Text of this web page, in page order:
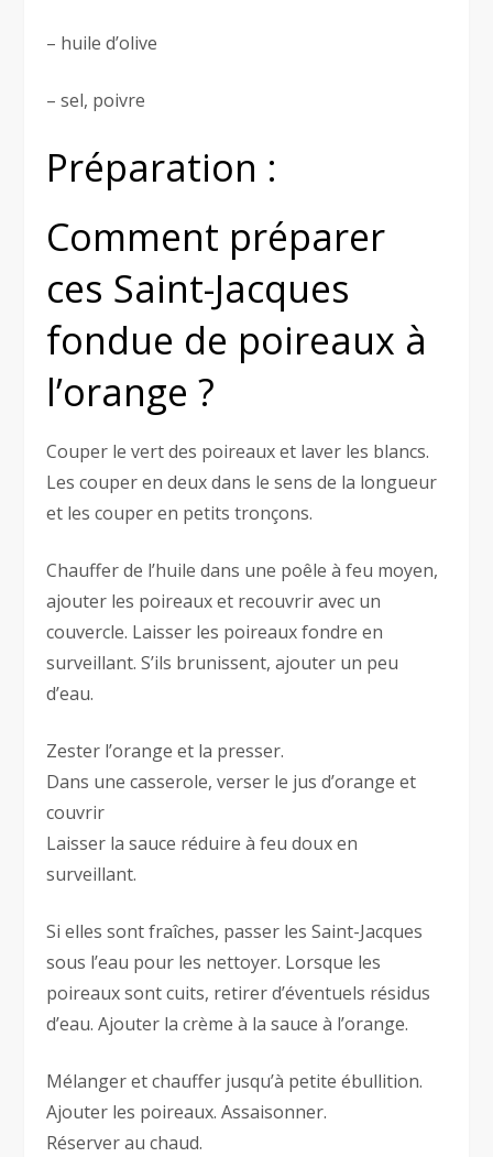
– huile d’olive
– sel, poivre
Préparation :
Comment préparer
ces Saint-Jacques
fondue de poireaux à
l’orange ?
Couper le vert des poireaux et laver les blancs.
Les couper en deux dans le sens de la longueur
et les couper en petits tronçons.
Chauffer de l’huile dans une poêle à feu moyen,
ajouter les poireaux et recouvrir avec un
couvercle. Laisser les poireaux fondre en
surveillant. S’ils brunissent, ajouter un peu
d’eau.
Zester l’orange et la presser.
Dans une casserole, verser le jus d’orange et
couvrir
Laisser la sauce réduire à feu doux en
surveillant.
Si elles sont fraîches, passer les Saint-Jacques
sous l’eau pour les nettoyer. Lorsque les
poireaux sont cuits, retirer d’éventuels résidus
d’eau. Ajouter la crème à la sauce à l’orange.
Mélanger et chauffer jusqu’à petite ébullition.
Ajouter les poireaux. Assaisonner.
Réserver au chaud.